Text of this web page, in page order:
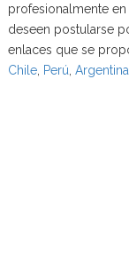
profesionalmente
deseen postularse
enlaces que se
Chile, Perú Argentina